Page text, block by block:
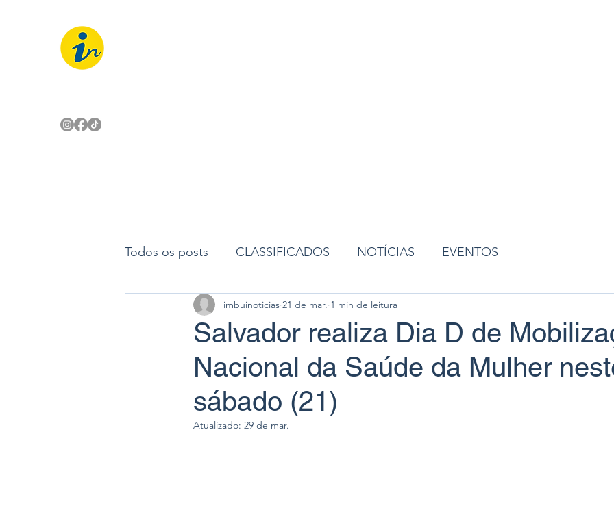
Todos os posts CLASSIFICADOS NOTÍCIAS EVENTOS
Salvador realiza Dia D de
Nacional da Saúde da Mulher
sábado (21)
imbuinoticias 21 de mar. 1 min de leitura
Atualizado: 29 de mar.